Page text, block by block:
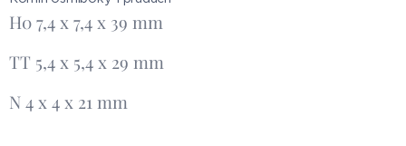
H0 7,4 x 7,4 x 39 mm
TT 5,4 x 5,4 x 29 mm
N 4 x 4 x 21 mm